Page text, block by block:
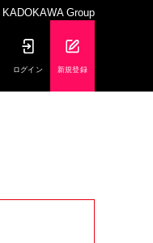
KADOKAWA Group
ログイン 新規登録